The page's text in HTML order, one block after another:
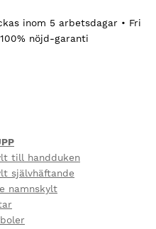
inom 5 arbetsdagar • Fri
nöjd-garanti
till handduken
självhäftande
namnskylt